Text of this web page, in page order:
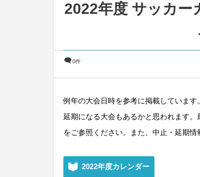
2022年度 サッカー
0件
例年の大会日時を参考に掲載していま
延期になる大会もあるかと思われます
をご参照ください。また、中止・延期
2022年度カレンダー